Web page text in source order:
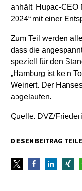
anhält. Hupac-CEO
2024“ mit einer
Zum Teil werden
dass die
speziell für den
„Hamburg ist kein
Weinert. Der
abgelaufen.
Quelle: DVZ/
DIESEN BEITRAG